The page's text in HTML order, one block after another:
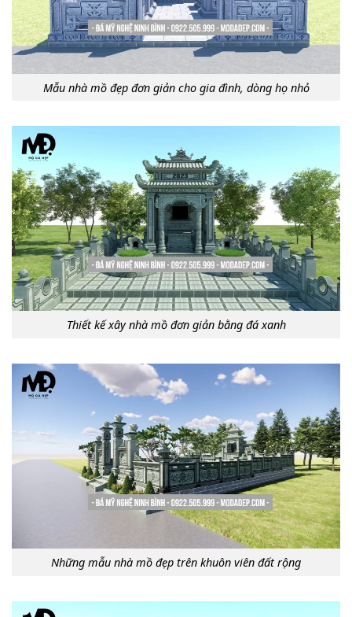
Mẫu nhà mồ đẹp đơn giản cho gia đình, dòng họ nhỏ
Thiết kế xây nhà mồ đơn giản bằng đá xanh
Những mẫu nhà mồ đẹp trên khuôn viên đất rộng